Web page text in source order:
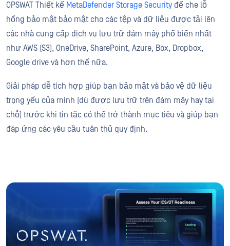
OPSWAT Thiết kế MetaDefender Storage Securityđể che lỗ
hổng bảo mật bảo mật cho các tệp và dữ liệu được tải lên
các nhà cung cấp dịch vụ lưu trữ đám mây phổ biến nhất
như AWS (S3), OneDrive, SharePoint, Azure, Box, Dropbox,
Google drive và hơn thế nữa.
Giải pháp dễ tích hợp giúp bạn bảo mật và bảo vệ dữ liệu
trọng yếu của mình (dù được lưu trữ trên đám mây hay tại
chỗ) trước khi tin tặc có thể trở thành mục tiêu và giúp bạn
đáp ứng các yêu cầu tuân thủ quy định.